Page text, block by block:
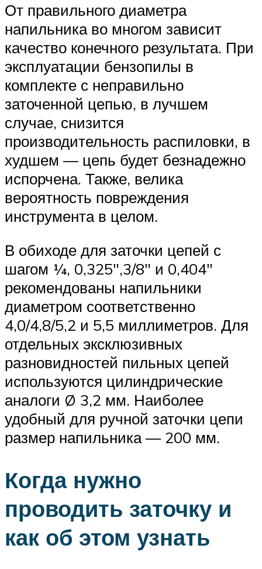
От правильного диаметра
напильника во многом зависит
качество конечного результата. При
эксплуатации бензопилы в
комплекте с неправильно
заточенной цепью, в лучшем
случае, снизится
производительность распиловки, в
худшем — цепь будет безнадежно
испорчена. Также, велика
вероятность повреждения
инструмента в целом.
В обиходе для заточки цепей с
шагом ¼, 0,325″,3/8″ и 0,404″
рекомендованы напильники
диаметром соответственно
4,0/4,8/5,2 и 5,5 миллиметров. Для
отдельных эксклюзивных
разновидностей пильных цепей
используются цилиндрические
аналоги Ø 3,2 мм. Наиболее
удобный для ручной заточки цепи
размер напильника — 200 мм.
Когда нужно
проводить заточку и
как об этом узнать